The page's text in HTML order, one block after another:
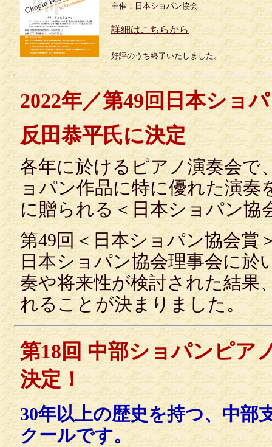
主催：日本ショパン協会
詳細はこちらから
好評のうち終了いたしました。
2022年／第49回日本ショ
反田恭平氏に決定
各年に於けるピアノ演奏会で
ョパン作品に特に優れた演奏
に贈られる＜日本ショパン協
第49回＜日本ショパン協会賞
日本ショパン協会理事会に於
奏や将来性が検討された結果
れることが決まりました。
第18回 中部ショパンピア
決定！
30年以上の歴史を持つ、中部
クールです。